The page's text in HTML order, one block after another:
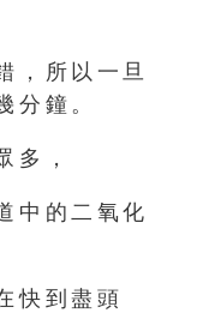
，所以一旦
分鐘。
多，
中的二氧化
快到盡頭